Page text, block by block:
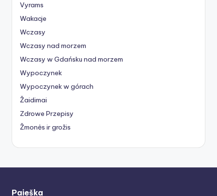
Vyrams
Wakacje
Wczasy
Wczasy nad morzem
Wczasy w Gdańsku nad morzem
Wypoczynek
Wypoczynek w górach
Žaidimai
Zdrowe Przepisy
Žmonės ir grožis
Paieška